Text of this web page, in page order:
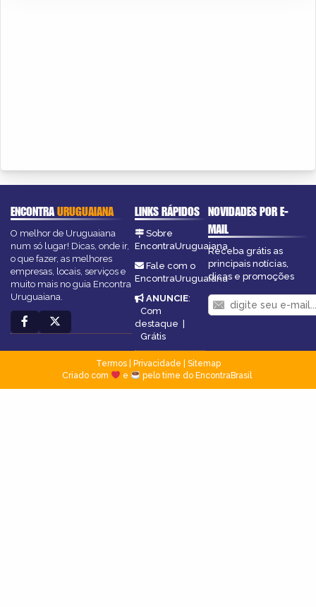
ENCONTRAURUGUAIANA
O melhor de Uruguaiana
num só lugar! Dicas, onde ir,
o que fazer, as melhores
empresas, locais, serviços e
muito mais no guia Encontra
Uruguaiana.
LINKS RÁPIDOS
Sobre
EncontraUruguaiana
Fale com o
EncontraUruguaiana
ANUNCIE:
Com
destaque |
Grátis
NOVIDADES POR E-
MAIL
Receba grátis as
principais notícias,
dicas e promoções
Termos| Privacidade
Sitemap
Criado com
e pelo time do EncontraBrasil